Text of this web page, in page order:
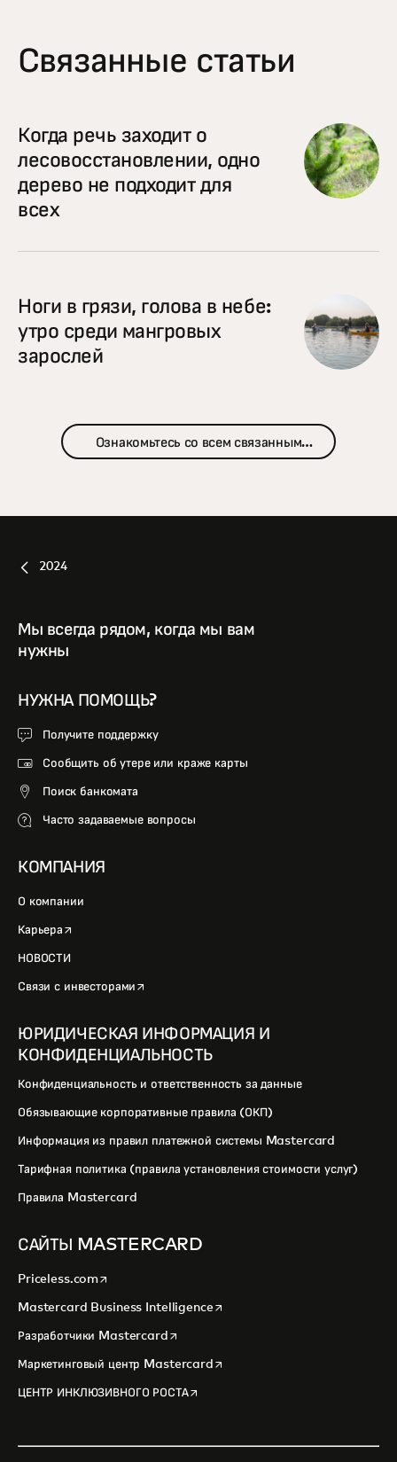
Связанные статьи
Когда речь заходит о
лесовосстановлении, одно
дерево не подходит для
всех
Ноги в грязи, голова в небе:
утро среди мангровых
зарослей
Ознакомьтесь со всем связанным
2024
Мы всегда рядом, когда мы вам
нужны
НУЖНА ПОМОЩЬ?
Получите поддержку
Сообщить об утере или краже карты
Поиск банкомата
Часто задаваемые вопросы
КОМПАНИЯ
О компании
Карьера opens in a new tab
НОВОСТИ
Связи с инвесторами opens in a new tab
ЮРИДИЧЕСКАЯ ИНФОРМАЦИЯ И
КОНФИДЕНЦИАЛЬНОСТЬ
Конфиденциальность и ответственность за данные
Обязывающие корпоративные правила (ОКП)
Информация из правил платежной системы Mastercard
Тарифная политика (правила установления стоимости услуг)
Правила Mastercard
САЙТЫ MASTERCARD
Priceless.comopens in a new tab
Mastercard Business Intelligenceopens in a new tab
Разработчики Mastercardopens in a new tab
Маркетинговый центр Mastercardopens in a new tab
ЦЕНТР ИНКЛЮЗИВНОГО РОСТАopens in a new tab